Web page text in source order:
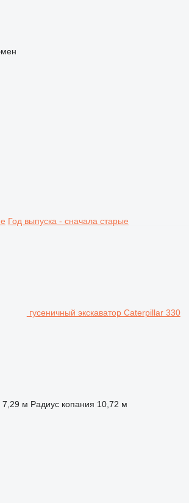
Год выпуска - сначала старые
гусеничный экскаватор Caterpillar 330
7,29 м Радиус копания 10,72 м